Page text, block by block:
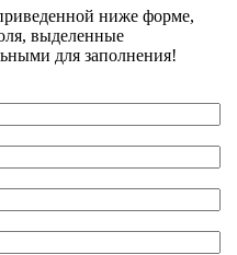
ниже форме,
выделенные
для заполнения!